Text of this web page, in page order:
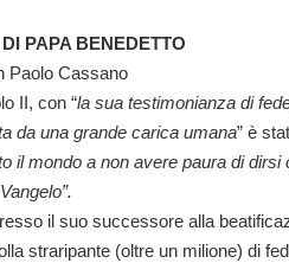
PAPA BENEDETTO
Paolo Cassano
II, con “la sua testimonianza di
da una grande carica umana” è
il mondo a non avere paura di
il suo successore alla
straripante (oltre un milione) di